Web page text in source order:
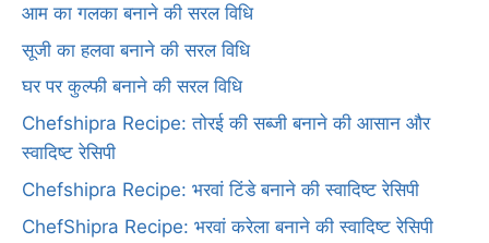
आम का गलका बनाने की सरल विधि
सूजी का हलवा बनाने की सरल विधि
घर पर कुल्फी बनाने की सरल विधि
Chefshipra Recipe: तोरई की सब्जी बनाने की आसान और
स्वादिष्ट रेसिपी
Chefshipra Recipe: भरवां टिंडे बनाने की स्वादिष्ट रेसिपी
ChefShipra Recipe: भरवां करेला बनाने की स्वादिष्ट रेसिपी